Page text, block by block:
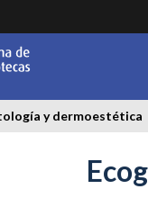
y dermoestética